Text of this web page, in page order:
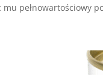
pełnowartościowy